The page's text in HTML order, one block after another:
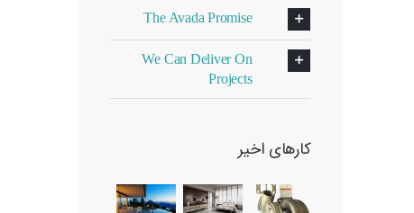
The Avada Promise
We Can Deliver On
Projects
کارهای اخیر